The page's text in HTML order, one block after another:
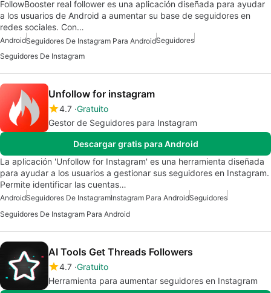
FollowBooster real follower es una aplicación diseñada para ayudar
a los usuarios de Android a aumentar su base de seguidores en
redes sociales. Con…
AndroidSeguidores De Instagram Para AndroidSeguidores
Seguidores De Instagram
Unfollow for instagram
4.7 Gratuito
Gestor de Seguidores para Instagram
Descargar gratis para Android
La aplicación 'Unfollow for Instagram' es una herramienta diseñada
para ayudar a los usuarios a gestionar sus seguidores en Instagram.
Permite identificar las cuentas…
AndroidSeguidores De InstagramInstagram Para AndroidSeguidores
Seguidores De Instagram Para Android
AI Tools Get Threads Followers
4.7 Gratuito
Herramienta para aumentar seguidores en Instagram